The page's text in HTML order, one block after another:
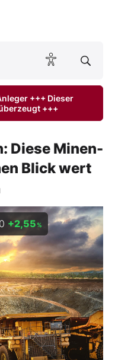
ONLINE lesen
+++ Dieser
+++
Diese Minen-
Blick wert
+2,55 %